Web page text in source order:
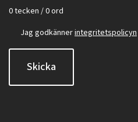
0 tecken / 0 ord
Jag godkännerintegritetspolicyn
Skicka